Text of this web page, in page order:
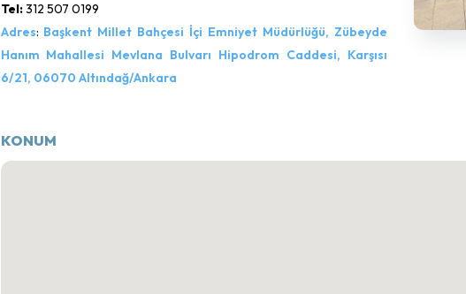
Tel:312 507 0199
Adres: Başkent Millet Bahçesi İçi Emniyet Müdürlüğü, Zübeyde
Hanım Mahallesi Mevlana Bulvarı Hipodrom Caddesi, Karşısı
6/21, 06070 Altındağ/Ankara
KONUM